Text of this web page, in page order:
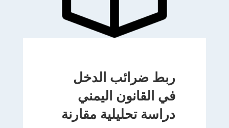
ربط ضرائب الدخل
في القانون اليمني
دراسة تحليلية مقارنة